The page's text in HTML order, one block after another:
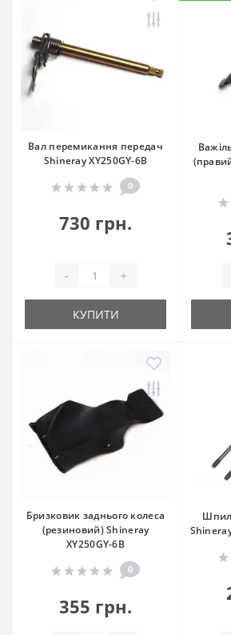
Вал перемикання передач
Shineray XY250GY-6B
0
730 грн.
- +
КУПИТИ
Бризковик заднього колеса
(резиновий) Shineray
XY250GY-6B
0
355 грн.